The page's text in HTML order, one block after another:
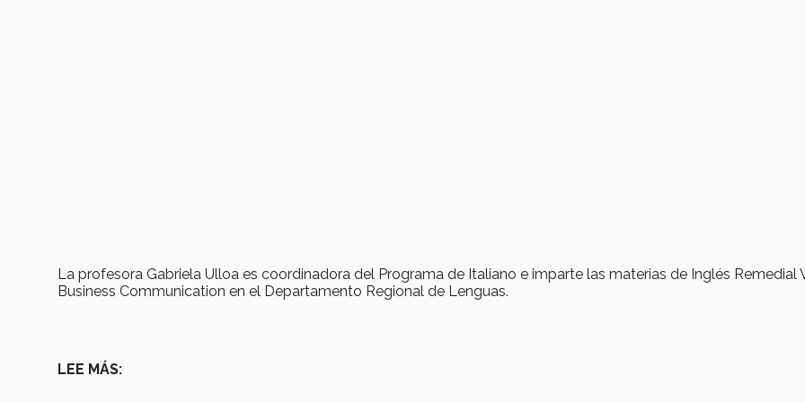
La profesora Gabriela Ulloa es coordinadora del Programa de Italiano e imparte las materias de Inglés Remedial
Business Communication en el Departamento Regional de Lenguas.
LEE MÁS: